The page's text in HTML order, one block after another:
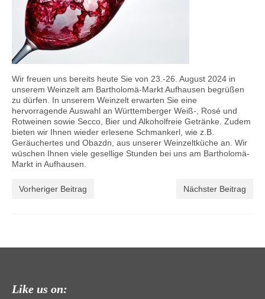
Wir freuen uns bereits heute Sie von 23.-26. August 2024 in
unserem Weinzelt am Bartholomä-Markt Aufhausen begrüßen
zu dürfen. In unserem Weinzelt erwarten Sie eine
hervorragende Auswahl an Württemberger Weiß-, Rosé und
Rotweinen sowie Secco, Bier und Alkoholfreie Getränke. Zudem
bieten wir Ihnen wieder erlesene Schmankerl, wie z.B.
Geräuchertes und Obazdn, aus unserer Weinzeltküche an. Wir
wüschen Ihnen viele gesellige Stunden bei uns am Bartholomä-
Markt in Aufhausen.
Vorheriger Beitrag Nächster Beitrag
Like us on: